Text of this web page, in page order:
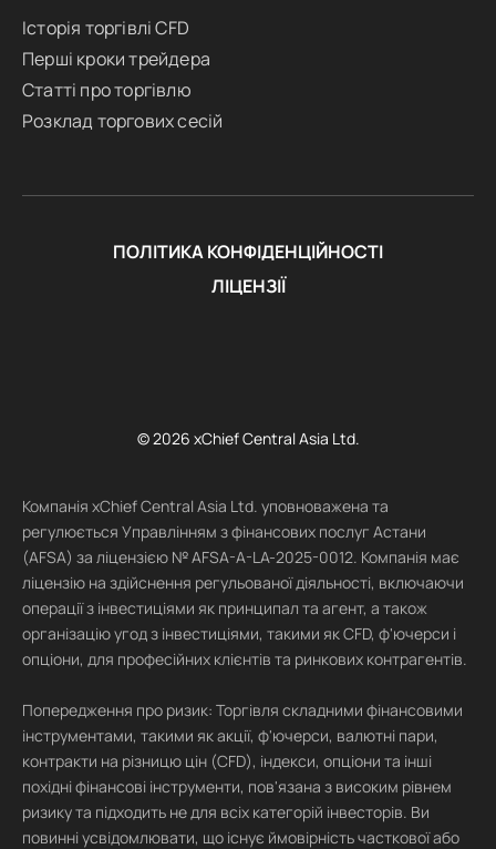
Історія торгівлі CFD
Перші кроки трейдера
Статті про торгівлю
Розклад торгових сесій
ПОЛІТИКА КОНФІДЕНЦІЙНОСТІ
ЛІЦЕНЗІЇ
© 2026 xChief Central Asia Ltd.
Компанія xChief Central Asia Ltd. уповноважена та
регулюється Управлінням з фінансових послуг Астани
(AFSA) за ліцензією № AFSA-A-LA-2025-0012. Компанія має
ліцензію на здійснення регульованої діяльності, включаючи
операції з інвестиціями як принципал та агент, а також
організацію угод з інвестиціями, такими як CFD, ф'ючерси і
опціони, для професійних клієнтів та ринкових контрагентів.
Попередження про ризик: Торгівля складними фінансовими
інструментами, такими як акції, ф'ючерси, валютні пари,
контракти на різницю цін (CFD), індекси, опціони та інші
похідні фінансові інструменти, пов'язана з високим рівнем
ризику та підходить не для всіх категорій інвесторів. Ви
повинні усвідомлювати, що існує ймовірність часткової або